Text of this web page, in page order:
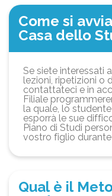
Come si
Casa dello
Se siete interessati
lezioni, ripetizioni o
contattateci e in
Filiale
la quale, lo
esporrà le sue
Piano di Studi
vostro figlio
Qual è il